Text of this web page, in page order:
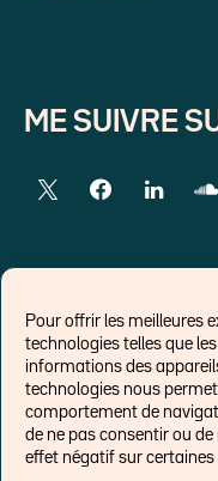
Pour offrir les meilleures
technologies telles que
informations des
technologies nous
comportement de
de ne pas consentir ou
effet négatif sur
ME SUIVRE